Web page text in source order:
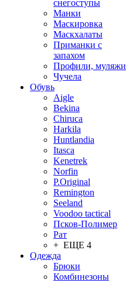
снегоступы
Манки
Маскировка
Маскхалаты
Приманки с
запахом
Профили, муляжи
Чучела
Обувь
Aigle
Bekina
Chiruсa
Harkila
Huntlandia
Itasca
Kenetrek
Norfin
P.Original
Remington
Seeland
Voodoo tactical
Псков-Полимер
Рат
+ ЕЩЕ 4
Одежда
Брюки
Комбинезоны